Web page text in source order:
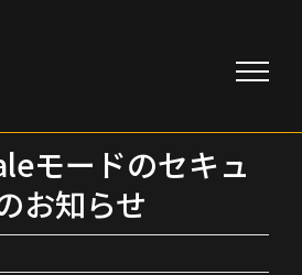
モードのセキュ
お知らせ